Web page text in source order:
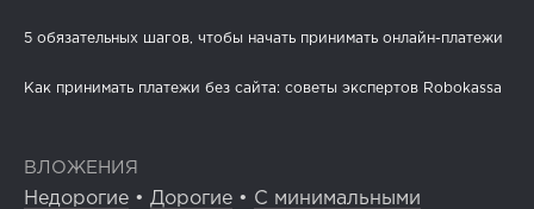
5 обязательных шагов, чтобы начать принимать онлайн-платежи
Как принимать платежи без сайта: советы экспертов Robokassa
ВЛОЖЕНИЯ
Недорогие • Дорогие • С минимальными